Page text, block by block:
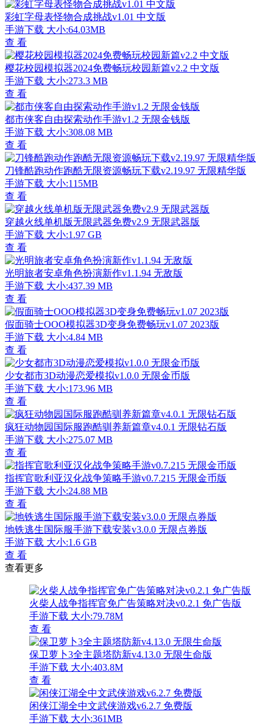
彩虹字母表怪物合成挑战v1.01 中文版
手游下载 大小:64.03MB
查 看
樱花校园模拟器2024免费畅玩校园新篇v2.2 中文版
手游下载 大小:273.3 MB
查 看
都市侠客自由探索动作手游v1.2 无限金钱版
手游下载 大小:308.08 MB
查 看
刀锋酷跑动作跑酷无限资源畅玩下载v2.19.97 无限精华版
手游下载 大小:115MB
查 看
穿越火线单机版无限武器免费v2.9 无限武器版
手游下载 大小:1.97 GB
查 看
光明旅者安卓角色扮演新作v1.1.94 无敌版
手游下载 大小:437.39 MB
查 看
假面骑士OOO模拟器3D变身免费畅玩v1.07 2023版
手游下载 大小:4.84 MB
查 看
少女都市3D动漫恋爱模拟v1.0.0 无限金币版
手游下载 大小:173.96 MB
查 看
疯狂动物园国际服跑酷驯养新篇章v4.0.1 无限钻石版
手游下载 大小:275.07 MB
查 看
指挥官歌利亚汉化战争策略手游v0.7.215 无限金币版
手游下载 大小:24.88 MB
查 看
地铁逃生国际服手游下载安装v3.0.0 无限点券版
手游下载 大小:1.6 GB
查 看
查看更多
火柴人战争指挥官免广告策略对决v0.2.1 免广告版
手游下载 大小:79.78M
查 看
保卫萝卜3全主题塔防新v4.13.0 无限生命版
手游下载 大小:403.8M
查 看
闲侠江湖全中文武侠游戏v6.2.7 免费版
手游下载 大小:361MB